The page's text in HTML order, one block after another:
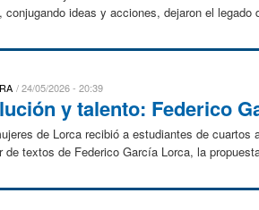
ideas y acciones, dejaron el legado
24/05/2026 - 20:39
y talento: Federico
de Lorca recibió a estudiantes de
de textos de Federico García Lorca, la